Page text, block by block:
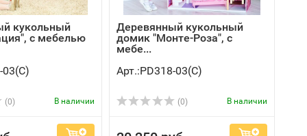
кукольный
с мебелью
03(C)
(0) В наличии
Деревянный кукольный
домик "Монте-Роза", с
мебе...
Арт.:PD318-03(C)
(0) В наличии